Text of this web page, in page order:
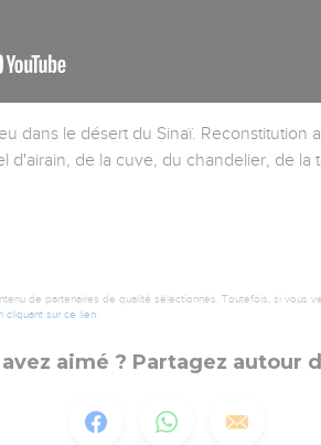
dans le désert du Sinaï. Reconstitution
d'airain, de la cuve, du chandelier, de la
de partenaires de qualité sélectionnés. Toutefois, si vous
cliquant sur ce lien.
aimé ? Partagez autour